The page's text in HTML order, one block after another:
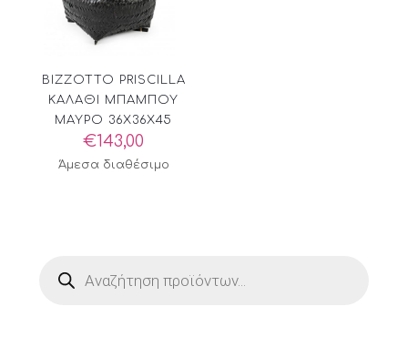
BIZZOTTO PRISCILLA
ΚΑΛΑΘΙ ΜΠΑΜΠΟΥ
ΜΑΥΡΟ 36X36X45
€143,00
Άμεσα διαθέσιμο
search